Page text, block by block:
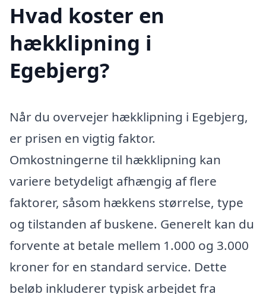
Hvad koster en
hækklipning i
Egebjerg?
Når du overvejer hækklipning i Egebjerg,
er prisen en vigtig faktor.
Omkostningerne til hækklipning kan
variere betydeligt afhængig af flere
faktorer, såsom hækkens størrelse, type
og tilstanden af buskene. Generelt kan du
forvente at betale mellem 1.000 og 3.000
kroner for en standard service. Dette
beløb inkluderer typisk arbejdet fra